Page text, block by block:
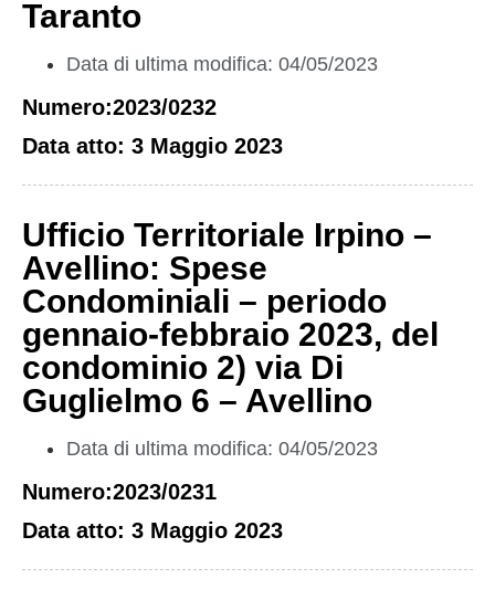
Taranto
Data di ultima modifica: 04/05/2023
Numero:2023/0232
Data atto: 3 Maggio 2023
Ufficio Territoriale Irpino –
Avellino: Spese
Condominiali – periodo
gennaio-febbraio 2023, del
condominio 2) via Di
Guglielmo 6 – Avellino
Data di ultima modifica: 04/05/2023
Numero:2023/0231
Data atto: 3 Maggio 2023